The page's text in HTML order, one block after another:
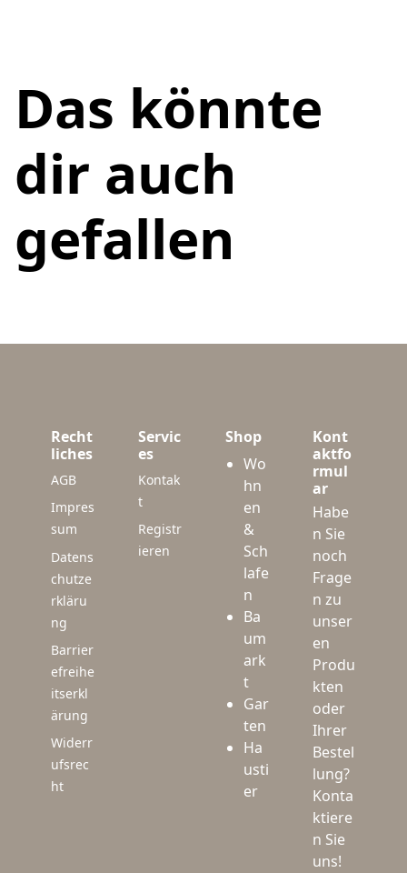
Das könnte
dir auch
gefallen
Recht
liches
AGB
Impres
sum
Datens
chutze
rkläru
ng
Barrier
efreihe
itserkl
ärung
Widerr
ufsrec
ht
Servic
es
Kontak
t
Registr
ieren
Shop
Wo
hn
en
&
Sch
lafe
n
Ba
um
ark
t
Gar
ten
Ha
usti
er
Kont
aktfo
rmul
ar
Habe
n Sie
noch
Frage
n zu
unser
en
Produ
kten
oder
Ihrer
Bestel
lung?
Konta
ktiere
n Sie
uns!